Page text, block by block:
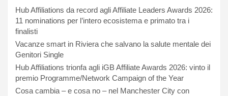
Hub Affiliations da record agli Affiliate Leaders Awards 2026:
11 nominations per l’intero ecosistema e primato tra i
finalisti
Vacanze smart in Riviera che salvano la salute mentale dei
Genitori Single
Hub Affiliations trionfa agli iGB Affiliate Awards 2026: vinto il
premio Programme/Network Campaign of the Year
Cosa cambia – e cosa no – nel Manchester City con